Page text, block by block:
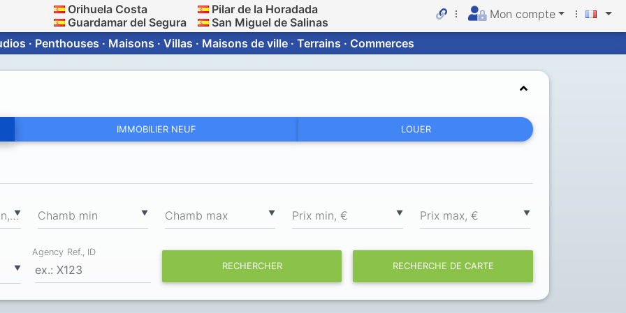
Orihuela Costa
Guardamar del Segura
Pilar de la Horadada
San Miguel de Salinas
Mon compte
· Penthouses · Maisons · Villas · Maisons de ville · Terrains · Commerces
IMMOBILIER NEUF LOUER
▼
Surface totale min, m ▼
Chamb min ▼
Chamb max ▼
Prix min, € ▼
Prix max, €
▼
Agency Ref., ID
RECHERCHER
RECHERCHE DE CARTE